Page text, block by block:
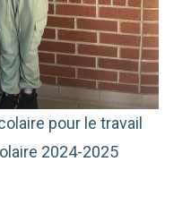
pour le travail
2024-2025